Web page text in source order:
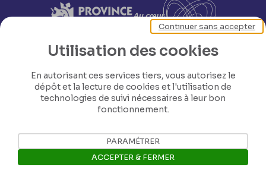
Utilisation des cookies
En autorisant ces services tiers, vous autorisez le
dépôt et la lecture de cookies et l'utilisation de
technologies de suivi nécessaires à leur bon
fonctionnement.
Continuer sans accepter
PARAMÉTRER
ACCEPTER & FERMER